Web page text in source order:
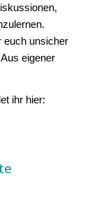
euch unsicher
eigener
ihr hier: